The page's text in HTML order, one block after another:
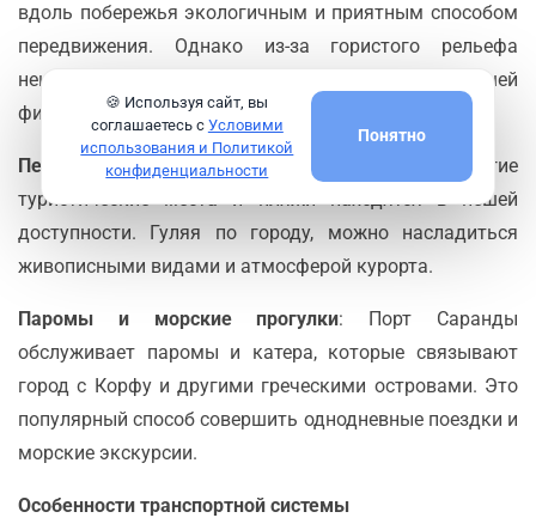
вдоль побережья экологичным и приятным способом
передвижения. Однако из-за гористого рельефа
некоторые районы могут потребовать большей
физической подготовки.
Пешие прогулки: Саранда компактна, и многие
туристические места и пляжи находятся в пешей
доступности. Гуляя по городу, можно насладиться
живописными видами и атмосферой курорта.
Паромы и морские прогулки: Порт Саранды
обслуживает паромы и катера, которые связывают
город с Корфу и другими греческими островами. Это
популярный способ совершить однодневные поездки и
морские экскурсии.
Особенности транспортной системы
🍪 Используя сайт, вы
соглашаетесь с Условими
использования и Политикой
конфиденциальности
Понятно